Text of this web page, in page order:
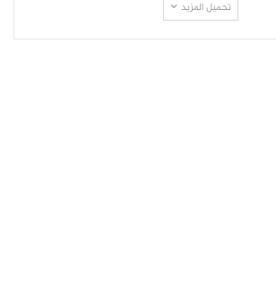
تحميل المزيد